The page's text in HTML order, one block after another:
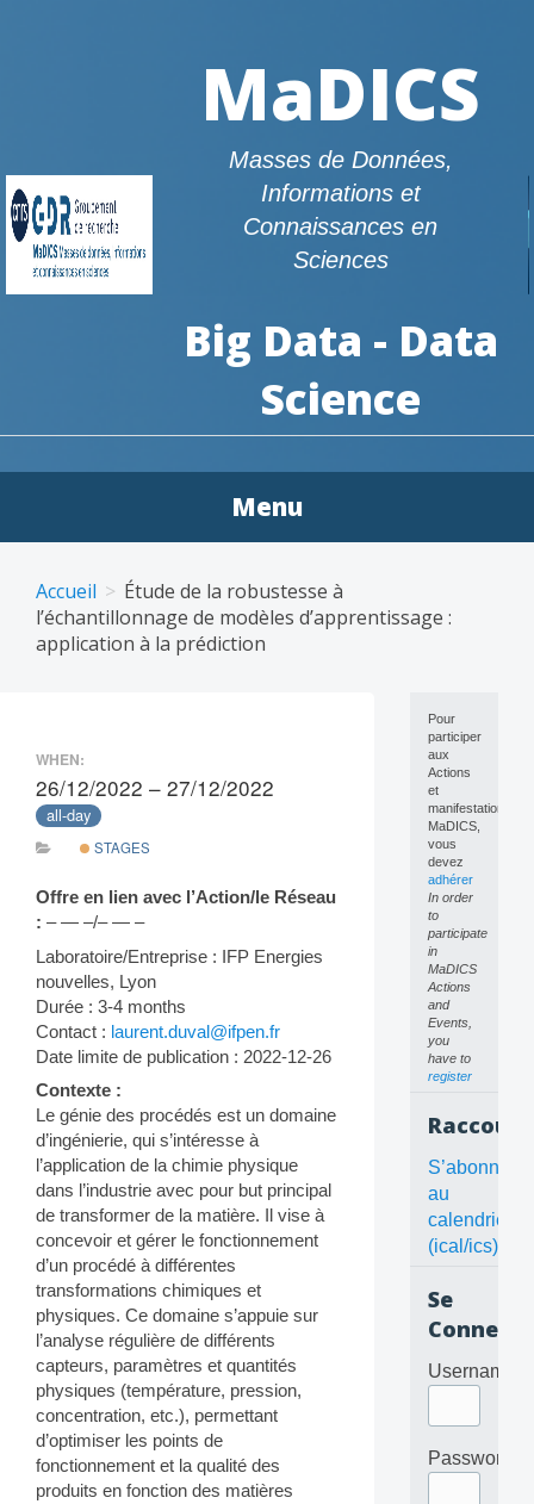
MaDICS
Masses de Données,
Informations et
Connaissances en
Sciences
Big Data - Data
Science
Menu
content
Accueil
Étude de la robustesse à
l’échantillonnage de modèles d’apprentissage :
application à la prédiction
WHEN:
26/12/2022 – 27/12/2022
all-day
STAGES
Offre en lien avec l’Action/le Réseau
: – — –/– — –
Laboratoire/Entreprise : IFP Energies
nouvelles, Lyon
Durée : 3-4 months
Contact : laurent.duval@ifpen.fr
Date limite de publication : 2022-12-26
Contexte :
Le génie des procédés est un domaine
d’ingénierie, qui s’intéresse à
l’application de la chimie physique
dans l’industrie avec pour but principal
de transformer de la matière. Il vise à
concevoir et gérer le fonctionnement
d’un procédé à différentes
transformations chimiques et
physiques. Ce domaine s’appuie sur
l’analyse régulière de différents
capteurs, paramètres et quantités
physiques (température, pression,
concentration, etc.), permettant
d’optimiser les points de
fonctionnement et la qualité des
produits en fonction des matières
Pour
participer
aux
Actions
et
manifestations
MaDICS,
vous
devez
adhérer
In order
to
participate
in
MaDICS
Actions
and
Events,
you
have to
register
S’abonner
au
calendrier
(ical/ics)
Se
Username
Password